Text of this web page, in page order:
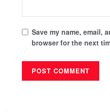
Save my name, email,
browser for the next